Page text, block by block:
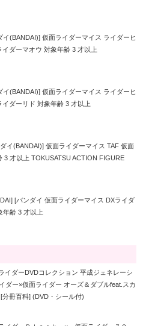
イ(BANDAI)] 仮面ライダーマイス ライダーヒ
ダーマオウ 対象年齢 3 才以上
イ(BANDAI)] 仮面ライダーマイス ライダーヒ
ダーリド 対象年齢 3 才以上
イ(BANDAI)] 仮面ライダーマイス TAF 仮面
3 才以上 TOKUSATSU ACTION FIGURE
[バンダイ 仮面ライダーマイス DXライダ
年齢 3 才以上
イダーDVDコレクション 平成ジェネレーシ
ダー×仮面ライダー オーズ＆ダブルfeat.スカ
分冊百科] (DVD・シール付)